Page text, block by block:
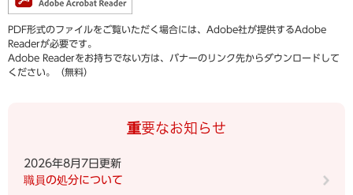
PDF形式のファイルをご覧いただく場合には、Adobe社が提供するAdobe
Readerが必要です。
Adobe Readerをお持ちでない方は、バナーのリンク先からダウンロードして
ください。（無料）
重要なお知らせ
2026年8月7日更新
職員の処分について